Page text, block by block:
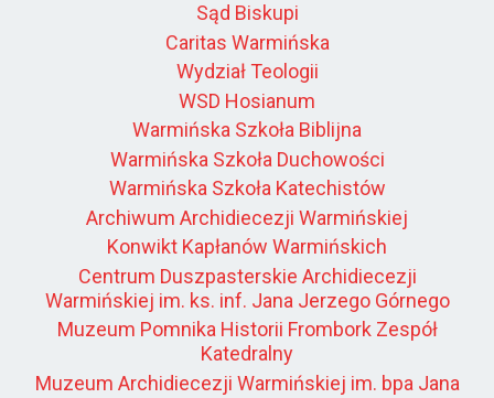
Sąd Biskupi
Caritas Warmińska
Wydział Teologii
WSD Hosianum
Warmińska Szkoła Biblijna
Warmińska Szkoła Duchowości
Warmińska Szkoła Katechistów
Archiwum Archidiecezji Warmińskiej
Konwikt Kapłanów Warmińskich
Centrum Duszpasterskie Archidiecezji
Warmińskiej im. ks. inf. Jana Jerzego Górnego
Muzeum Pomnika Historii Frombork Zespół
Katedralny
Muzeum Archidiecezji Warmińskiej im. bpa Jana